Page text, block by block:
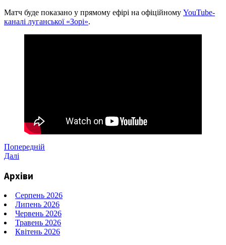
Матч буде показано у прямому ефірі на офіційному YouTube-
каналі луганської «Зорі».
Навігація
записів
Попередній
запис
Попередній
Наступний
Далі
Архіви
Серпень 2026
Липень 2026
Червень 2026
Травень 2026
Квітень 2026